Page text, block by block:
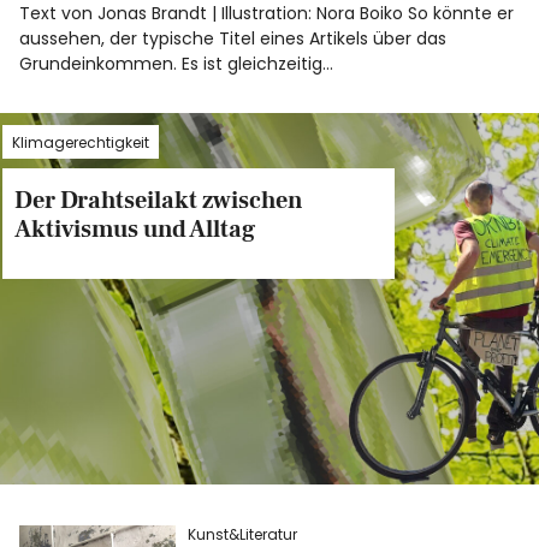
Text von Jonas Brandt | Illustration: Nora Boiko So könnte er
aussehen, der typische Titel eines Artikels über das
Grundeinkommen. Es ist gleichzeitig…
Klimagerechtigkeit
Der Drahtseilakt zwischen
Aktivismus und Alltag
Kunst&Literatur